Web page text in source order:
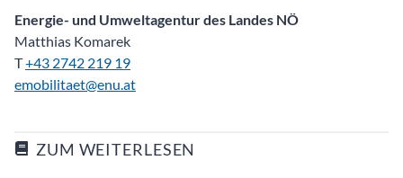
Energie- und Umweltagentur des Landes NÖ
Matthias Komarek
T+43 2742 219 19
emobilitaet@enu.at
ZUM WEITERLESEN